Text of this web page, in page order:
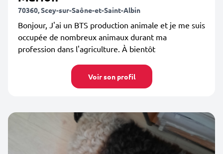
70360, Scey-sur-Saône-et-Saint-Albin
Bonjour, J'ai un BTS production animale et je me suis
occupée de nombreux animaux durant ma
profession dans l'agriculture. À bientôt
Voir son profil